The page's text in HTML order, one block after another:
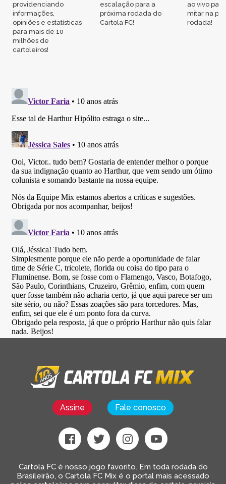
providenciando
informações,
opiniões e estatísticas
para mais de 10
milhões de
cartoleiros!
escalação para a
próxima rodada do
Cartola FC!
ao vivo
mitar na
rodada!
Assine Fale conosco
Cartola FC é nosso jogo favorito. Em toda rodada do
Brasileirão, o Cartola FC Mix é o portal mais acessado